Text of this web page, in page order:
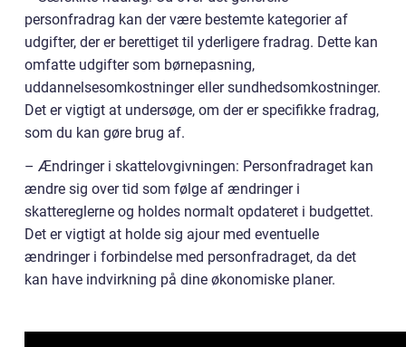
personfradrag kan der være bestemte kategorier af
udgifter, der er berettiget til yderligere fradrag. Dette kan
omfatte udgifter som børnepasning,
uddannelsesomkostninger eller sundhedsomkostninger.
Det er vigtigt at undersøge, om der er specifikke fradrag,
som du kan gøre brug af.
– Ændringer i skattelovgivningen: Personfradraget kan
ændre sig over tid som følge af ændringer i
skattereglerne og holdes normalt opdateret i budgettet.
Det er vigtigt at holde sig ajour med eventuelle
ændringer i forbindelse med personfradraget, da det
kan have indvirkning på dine økonomiske planer.